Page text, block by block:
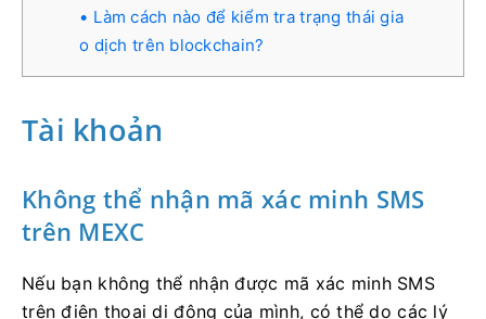
Làm cách nào để kiểm tra trạng thái gia
o dịch trên blockchain?
Tài khoản
Không thể nhận mã xác minh SMS
trên MEXC
Nếu bạn không thể nhận được mã xác minh SMS
trên điện thoại di động của mình, có thể do các lý